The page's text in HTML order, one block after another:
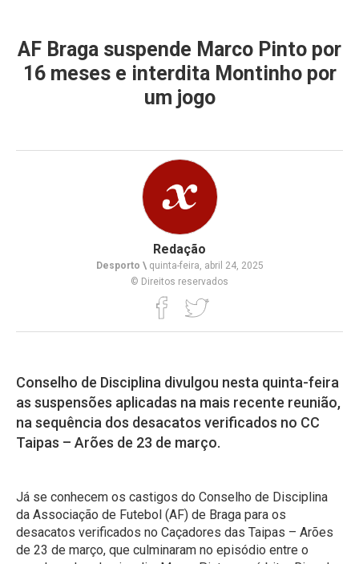
AF Braga suspende Marco Pinto por
16 meses e interdita Montinho por
um jogo
Redação
Desporto \quinta-feira, abril 24, 2025
© Direitos reservados
Conselho de Disciplina divulgou nesta quinta-feira
as suspensões aplicadas na mais recente reunião,
na sequência dos desacatos verificados no CC
Taipas – Arões de 23 de março.
Já se conhecem os castigos do Conselho de Disciplina
da Associação de Futebol (AF) de Braga para os
desacatos verificados no Caçadores das Taipas – Arões
de 23 de março, que culminaram no episódio entre o